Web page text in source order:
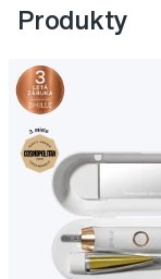
Produkty